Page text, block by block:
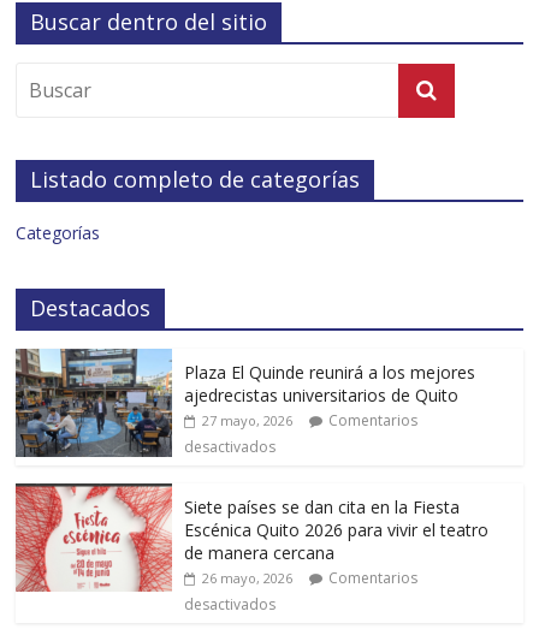
Buscar dentro del sitio
Listado completo de categorías
Categorías
Destacados
Plaza El Quinde reunirá a los mejores
ajedrecistas universitarios de Quito
27 mayo, 2026
Comentarios
desactivados
Siete países se dan cita en la Fiesta
Escénica Quito 2026 para vivir el teatro
de manera cercana
26 mayo, 2026
Comentarios
desactivados